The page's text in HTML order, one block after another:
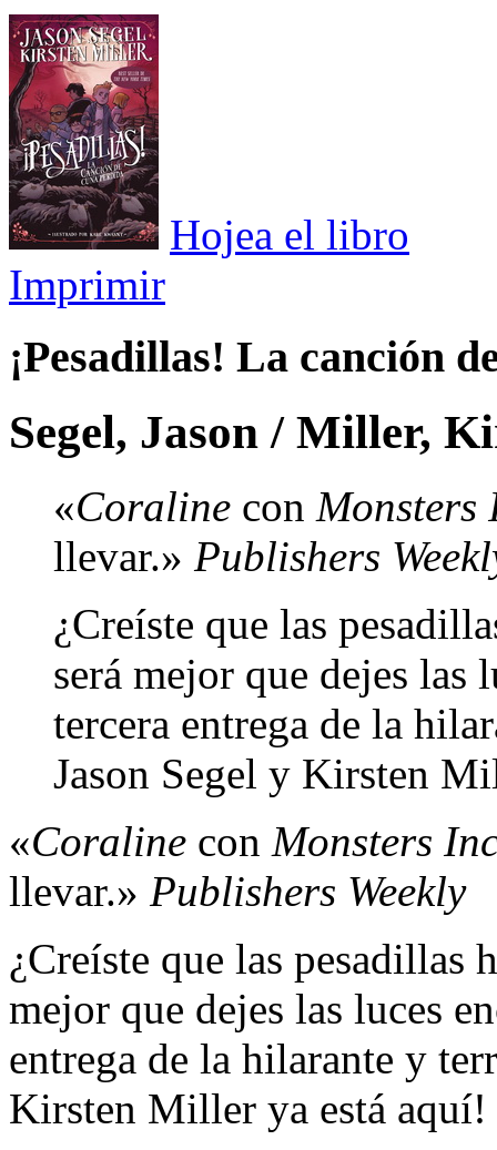
Hojea el libro
Imprimir
¡Pesadillas! La canción
Segel, Jason / Miller,
«Coraline con Monsters
llevar.» Publishers
¿Creíste que las
será mejor que dejes las
tercera entrega de la
Jason Segel y Kirsten
«Coraline con Monsters
llevar.» Publishers Weekly
¿Creíste que las pesadillas
mejor que dejes las luces
entrega de la hilarante y
Kirsten Miller ya está aquí!